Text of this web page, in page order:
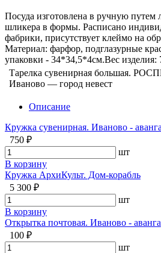
Посуда изготовлена в ручную путем
шликера в формы. Расписано
фабрики, присутствует клеймо на
Материал: фарфор, подглазурные
упаковки - 34*34,5*4см.Вес изделия:
Тарелка сувенирная большая.
Иваново — город невест
Описание
Кружка сувенирная. Иваново -
750 ₽
шт
В корзину
Кружка АрхиКульт. Дом-корабль
5 300 ₽
шт
В корзину
Открытка почтовая. Иваново -
100 ₽
шт